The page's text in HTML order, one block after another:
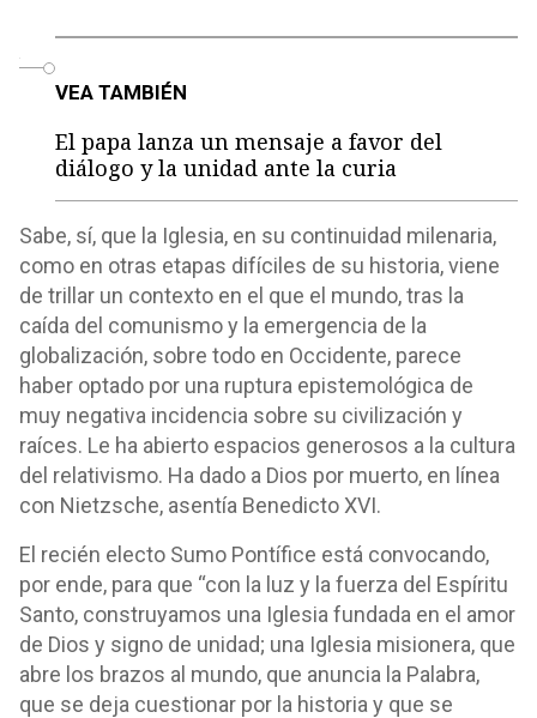
VEA TAMBIÉN
El papa lanza un mensaje a favor del
diálogo y la unidad ante la curia
Sabe, sí, que la Iglesia, en su continuidad milenaria,
como en otras etapas difíciles de su historia, viene
de trillar un contexto en el que el mundo, tras la
caída del comunismo y la emergencia de la
globalización, sobre todo en Occidente, parece
haber optado por una ruptura epistemológica de
muy negativa incidencia sobre su civilización y
raíces. Le ha abierto espacios generosos a la cultura
del relativismo. Ha dado a Dios por muerto, en línea
con Nietzsche, asentía Benedicto XVI.
El recién electo Sumo Pontífice está convocando,
por ende, para que “con la luz y la fuerza del Espíritu
Santo, construyamos una Iglesia fundada en el amor
de Dios y signo de unidad; una Iglesia misionera, que
abre los brazos al mundo, que anuncia la Palabra,
que se deja cuestionar por la historia y que se